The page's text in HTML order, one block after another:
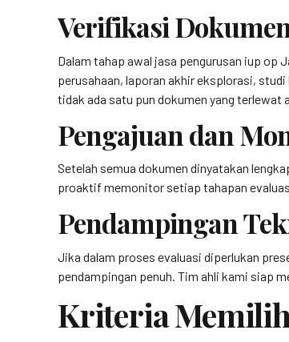
Verifikasi
Dalam tahap awal jasa pengurusan iup op
perusahaan, laporan akhir eksplorasi,
tidak ada satu pun dokumen yang terlewat
Pengajuan dan
Setelah semua dokumen dinyatakan
proaktif memonitor setiap tahapan
Pendampingan
Jika dalam proses evaluasi diperlukan
pendampingan penuh. Tim ahli kami siap
Kriteria Memilih